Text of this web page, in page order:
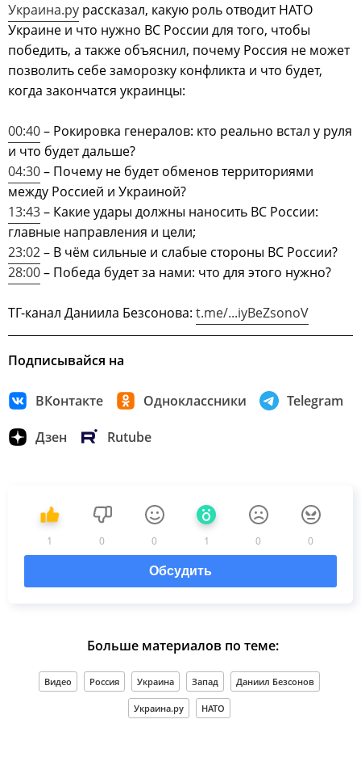
Украина.ру рассказал, какую роль отводит НАТО
Украине и что нужно ВС России для того, чтобы
победить, а также объяснил, почему Россия не может
позволить себе заморозку конфликта и что будет,
когда закончатся украинцы:
00:40– Рокировка генералов: кто реально встал у руля
и что будет дальше?
04:30– Почему не будет обменов территориями
между Россией и Украиной?
13:43– Какие удары должны наносить ВС России:
главные направления и цели;
23:02– В чём сильные и слабые стороны ВС России?
28:00– Победа будет за нами: что для этого нужно?
ТГ-канал Даниила Безсонова: t.me/...iyBeZsonoV
Подписывайся на
ВКонтакте Одноклассники Telegram
Дзен Rutube
1 0 0 1 0 0
Обсудить
Больше материалов по теме:
Видео Россия Украина Запад Даниил Безсонов
Украина.ру НАТО